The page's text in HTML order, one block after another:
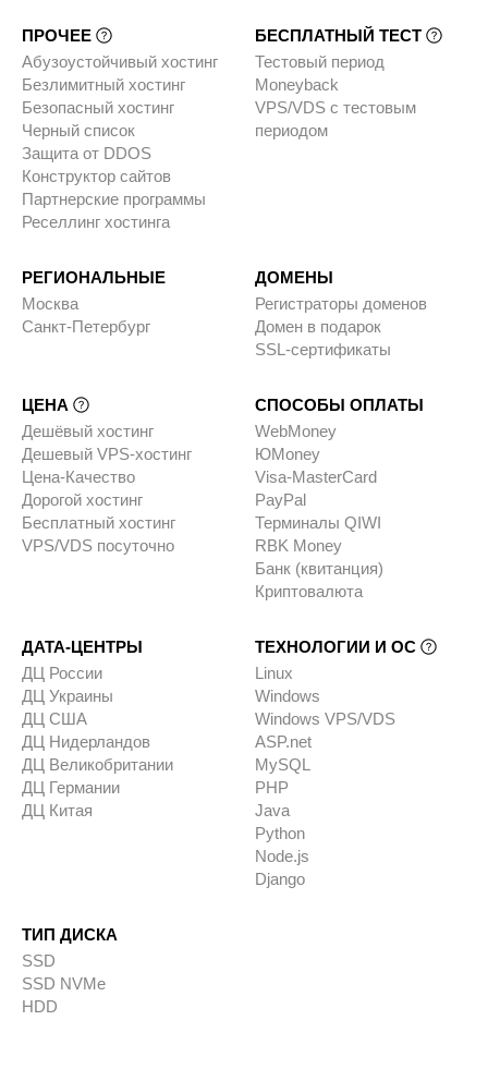
ПРОЧЕЕ
Абузоустойчивый хостинг
Безлимитный хостинг
Безопасный хостинг
Черный список
Защита от DDOS
Конструктор сайтов
Партнерские программы
Реселлинг хостинга
БЕСПЛАТНЫЙ ТЕСТ
Тестовый период
Moneyback
VPS/VDS с тестовым
периодом
РЕГИОНАЛЬНЫЕ
Москва
Санкт-Петербург
ДОМЕНЫ
Регистраторы доменов
Домен в подарок
SSL-сертификаты
ЦЕНА
Дешёвый хостинг
Дешевый VPS-хостинг
Цена-Качество
Дорогой хостинг
Бесплатный хостинг
VPS/VDS посуточно
СПОСОБЫ ОПЛАТЫ
WebMoney
ЮMoney
Visa-MasterCard
PayPal
Терминалы QIWI
RBK Money
Банк (квитанция)
Криптовалюта
ДАТА-ЦЕНТРЫ
ДЦ России
ДЦ Украины
ДЦ США
ДЦ Нидерландов
ДЦ Великобритании
ДЦ Германии
ДЦ Китая
ТЕХНОЛОГИИ И ОС
Linux
Windows
Windows VPS/VDS
ASP.net
MySQL
PHP
Java
Python
Node.js
Django
ТИП ДИСКА
SSD
SSD NVMe
HDD